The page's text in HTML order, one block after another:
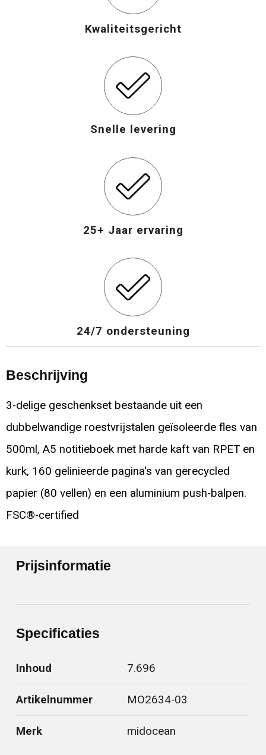
Kwaliteitsgericht
Snelle levering
25+ Jaar ervaring
24/7 ondersteuning
Beschrijving
3-delige geschenkset bestaande uit een
dubbelwandige roestvrijstalen geïsoleerde fles van
500ml, A5 notitieboek met harde kaft van RPET en
kurk, 160 gelinieerde pagina's van gerecycled
papier (80 vellen) en een aluminium push-balpen.
FSC®-certified
Prijsinformatie
Specificaties
Inhoud 7.696
Artikelnummer MO2634-03
Merk midocean